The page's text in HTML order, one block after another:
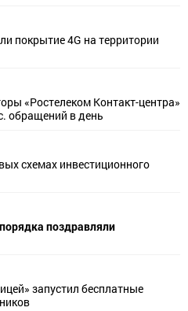
покрытие 4G на территории
«Ростелеком Контакт-центра»
обращений в день
схемах инвестиционного
поздравляли
запустил бесплатные